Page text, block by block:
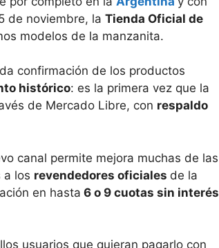
de noviembre, la Tienda Oficial de
modelos de la manzanita.
confirmación de los productos
histórico: es la primera vez que la
de Mercado Libre, con respaldo
canal permite mejora muchas de las
a los revendedores oficiales de la
en hasta 6 o 9 cuotas sin interés
usuarios que quieran pagarlo con